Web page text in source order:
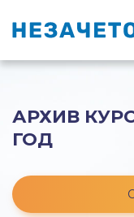
АРХИВ
ГОД